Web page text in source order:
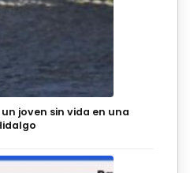
joven sin vida en una